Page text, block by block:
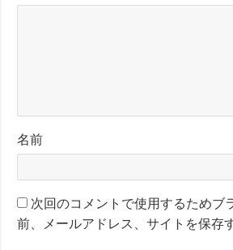
名前
次回のコメントで使用するためブ
前、メールアドレス、サイトを保存